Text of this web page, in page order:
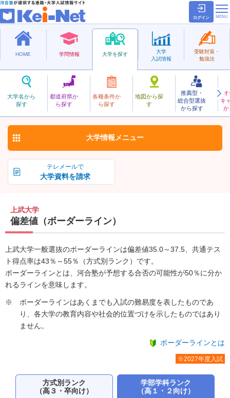
ログイン
HOME 学問情報 大学を探す
大学名から
探す
都道府県か
ら探す
各種条件か
ら探す
地図から探
す
推薦型・
総合型選抜
から探す
キ
か
大学
入試情報
受験対策・
勉強法
私立
じょうぶ
上武大学 お気に入り
テレメールで
大学資料を請求
大学情報 メニュー
上武大学
偏差値（ボーダーライン）
上武大学一般選抜のボーダーラインは偏差値35.0～37.5、共通テス
ト得点率は43％～55％（方式別ランク）です。
ボーダーラインとは、河合塾が予想する合否の可能性が50％に分か
れるラインを意味します。
ボーダーラインはあくまでも入試の難易度を表したものであ
り、各大学の教育内容や社会的位置づけを示したものではあり
ません。
ボーダーラインとは
※2027年度入試
方式別ランク
（高３・卒向け）
学部学科ランク
（高１・２向け）